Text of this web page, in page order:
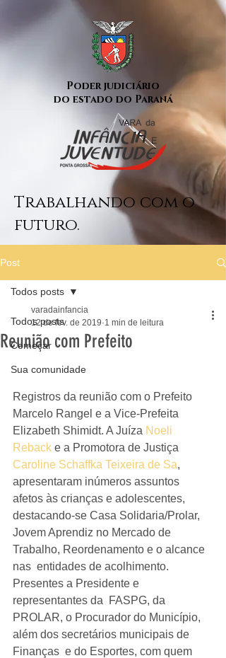
Poder judiciário
do estado do Paraná
Trabalhando com o
futuro.
Post
Todos posts
Começar
Sua comunidade
Todos posts
Reunião com Prefeito
varadainfancia
12 de fev. de 2019 1 min de leitura
Registros da reunião com o Prefeito
Marcelo Rangel e a Vice-Prefeita
Elizabeth Shimidt. A Juíza Noeli
Reback e a Promotora de Justiça
Caroline Schaffka Teixeira de Sa,
apresentaram inúmeros assuntos
afetos às crianças e adolescentes,
destacando-se Casa Solidaria/Prolar,
Jovem Aprendiz no Mercado de
Trabalho, Reordenamento e o alcance
nas  entidades de acolhimento.
Presentes a Presidente e
representantes da  FASPG, da
PROLAR, o Procurador do Município,
além dos secretários municipais de
Finanças  e do Esportes, com quem